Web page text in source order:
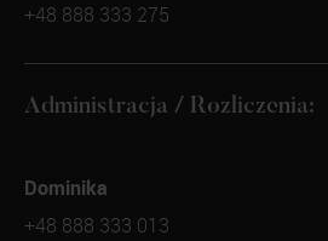
+48 888 333 275
Administracja / Rozliczenia:
Dominika
+48 888 333 013